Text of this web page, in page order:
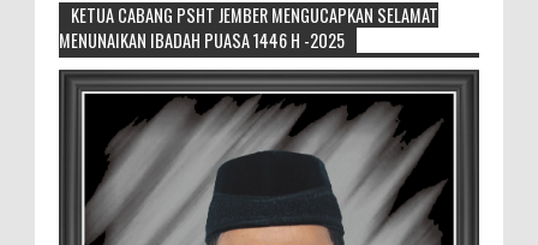
Sikapi Overproduksi Panen Selada, Petani
Muda Hidroponik Ikuti Pelatihan
Manajemen Budidaya dan Tata Kelola
Pasar
Setelah Pelatihan Diwilayah Ambulu Foto Bersama
MEMOPOS.co.id, Jember - Trend pertanian urban saat ini
menjadi pilihan generasi muda untuk ...
KETUA CABANG PSHT JEMBER MENGUCAPKAN SELAMAT
MENUNAIKAN IBADAH PUASA 1446 H -2025